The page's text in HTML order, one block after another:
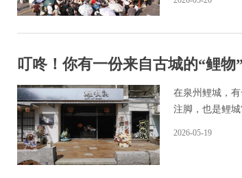
叮咚！你有一份来自古城的“鲤物
在泉州鲤城，
注脚，也是鲤城
2026-05-19